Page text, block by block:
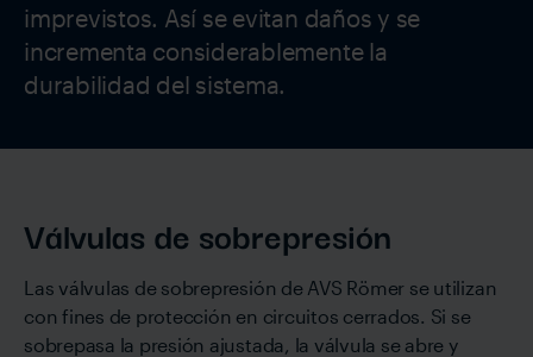
Empleo
Empresa
imprevistos. Así se evitan daños y se
incrementa considerablemente la
durabilidad del sistema.
Válvulas de sobrepresión
Las válvulas de sobrepresión de AVS Römer se utilizan
con fines de protección en circuitos cerrados. Si se
sobrepasa la presión ajustada, la válvula se abre y